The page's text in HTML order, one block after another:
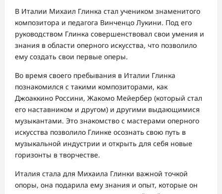
В Италии Михаил Глинка стал учеником знаменитого
композитора и педагога Винченцо Лукини. Под его
руководством Глинка совершенствовал свои умения и
знания в области оперного искусства, что позволило
ему создать свои первые оперы.
Во время своего пребывания в Италии Глинка
познакомился с такими композиторами, как
Джоаккино Россини, Жакомо Мейербер (который стал
его наставником и другом) и другими выдающимися
музыкантами. Это знакомство с мастерами оперного
искусства позволило Глинке осознать свою путь в
музыкальной индустрии и открыть для себя новые
горизонты в творчестве.
Италия стала для Михаила Глинки важной точкой
опоры, она подарила ему знания и опыт, которые он